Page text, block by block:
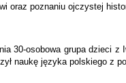
oraz poznaniu ojczystej
30-osobowa grupa dzieci z
naukę języka polskiego z